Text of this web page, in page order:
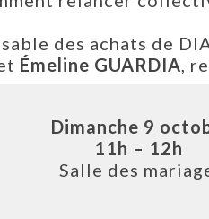
des achats de
Émeline GUARDIA,
Dimanche 9
11h – 12h
Salle des